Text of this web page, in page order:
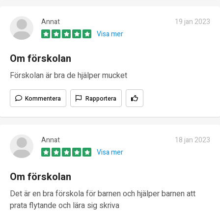
Annat
19 jan 2023
Visa mer
Om förskolan
Förskolan är bra de hjälper mucket
Kommentera Rapportera
Annat
18 jan 2023
Visa mer
Om förskolan
Det är en bra förskola för barnen och hjälper barnen att
prata flytande och lära sig skriva